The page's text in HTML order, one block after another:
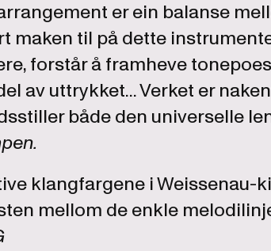
er ein balanse
maken til på dette
forstår å framheve
av uttrykket... Verket er
både den universelle
klangfargene i Weissenau-
mellom de enkle